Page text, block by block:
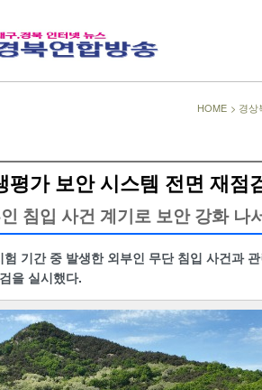
HOME > 경상
평가 보안 시스템 전면 재점
침입 사건 계기로 보안 강화 나
기간 중 발생한 외부인 무단 침입 사건과
을 실시했다.